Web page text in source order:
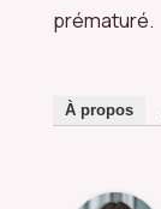
prématuré.
À propos